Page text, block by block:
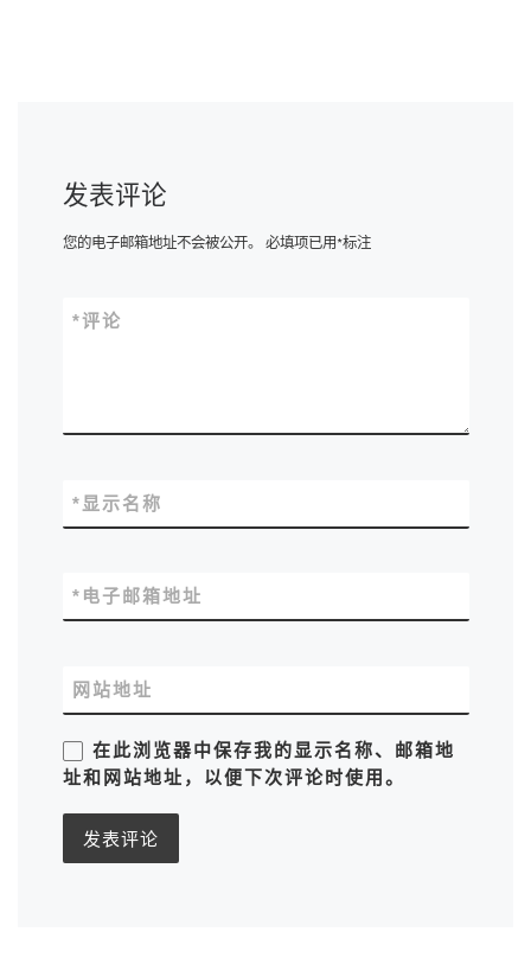
发表评论
您的电子邮箱地址不会被公开。 必填项已用*标注
评论
*
显示名称
*
电子邮箱地址
*
网站地址
在此浏览器中保存我的显示名称、邮箱地
址和网站地址，以便下次评论时使用。